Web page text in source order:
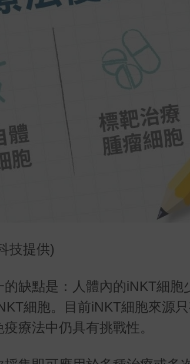
技提供)
缺點是：人體內的iNKT細胞
細胞。目前iNKT細胞來源
療法中仍具有挑戰性。